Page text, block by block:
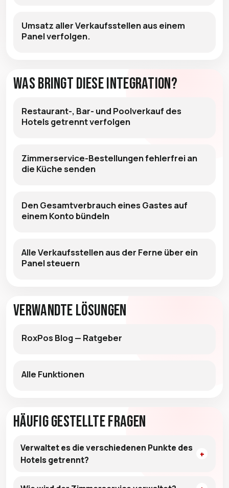
Umsatz aller Verkaufsstellen aus einem
Panel verfolgen.
Was bringt diese Integration?
Restaurant-, Bar- und Poolverkauf des
Hotels getrennt verfolgen
Zimmerservice-Bestellungen fehlerfrei an
die Küche senden
Den Gesamtverbrauch eines Gastes auf
einem Konto bündeln
Alle Verkaufsstellen aus der Ferne über ein
Panel steuern
Verwandte Lösungen
RoxPos Blog — Ratgeber
Alle Funktionen
Häufig gestellte Fragen
Verwaltet es die verschiedenen Punkte des
Hotels getrennt?